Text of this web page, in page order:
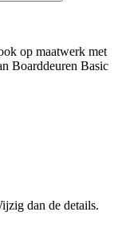
op maatwerk met
Boarddeuren Basic
dan de details.